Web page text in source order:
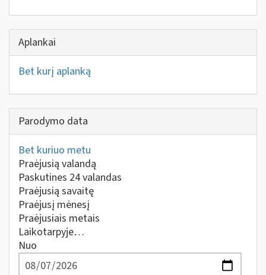
Aplankai
Bet kurį aplanką
Parodymo data
Bet kuriuo metu
Praėjusią valandą
Paskutines 24 valandas
Praėjusią savaitę
Praėjusį mėnesį
Praėjusiais metais
Laikotarpyje…
Nuo